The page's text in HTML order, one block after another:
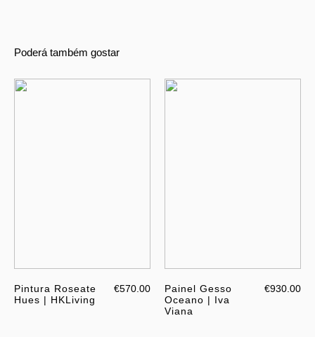
Poderá também gostar
Pintura Roseate
Hues | HKLiving
€570.00
Painel Gesso
Oceano | Iva
Viana
€930.00